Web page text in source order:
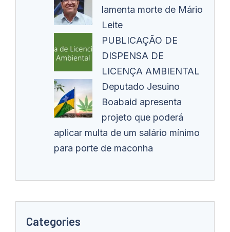
lamenta morte de Mário
Leite
PUBLICAÇÃO DE
DISPENSA DE
LICENÇA AMBIENTAL
Deputado Jesuino
Boabaid apresenta
projeto que poderá
aplicar multa de um salário mínimo
para porte de maconha
Categories